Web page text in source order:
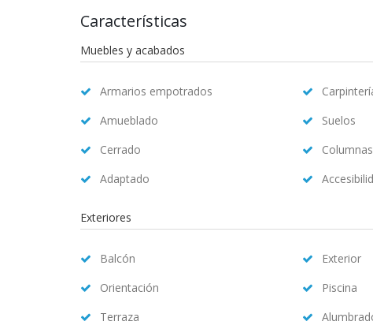
Características
Muebles y acabados
Armarios empotrados
Amueblado
Suelos
Cerrado
Adaptado
Exteriores
Balcón Exterior
Orientación
Piscina
Terraza